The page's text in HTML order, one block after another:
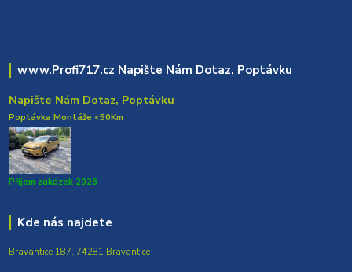
www.Profi717.cz Napište Nám Dotaz, Poptávku
Napište Nám Dotaz, Poptávku
Poptávka Montáže <50Km
Přijem zakázek 2026
Kde nás najdete
Bravantice 187, 74281 Bravantice